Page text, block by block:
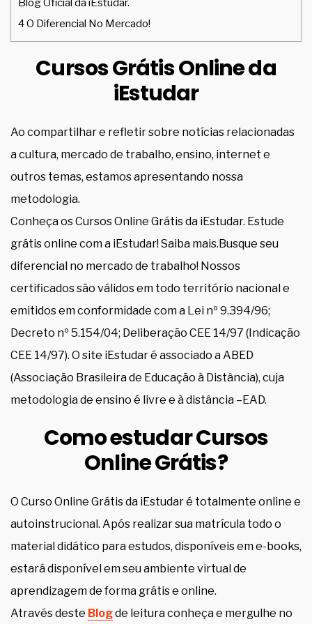
Blog Oficial da iEstudar.
4O Diferencial No Mercado!
Cursos Grátis Online da
iEstudar
Ao compartilhar e refletir sobre notícias relacionadas
a cultura, mercado de trabalho, ensino, internet e
outros temas, estamos apresentando nossa
metodologia.
Conheça os Cursos Online Grátis da iEstudar. Estude
grátis online com a iEstudar! Saiba mais.Busque seu
diferencial no mercado de trabalho! Nossos
certificados são válidos em todo território nacional e
emitidos em conformidade com a Lei nº 9.394/96;
Decreto nº 5.154/04; Deliberação CEE 14/97 (Indicação
CEE 14/97). O site iEstudar é associado a ABED
(Associação Brasileira de Educação à Distância), cuja
metodologia de ensino é livre e à distância –EAD.
Como estudar Cursos
Online Grátis?
O Curso Online Grátis da iEstudar é totalmente online e
autoinstrucional. Após realizar sua matrícula todo o
material didático para estudos, disponíveis em e-books,
estará disponível em seu ambiente virtual de
aprendizagem de forma grátis e online.
Através deste Blogde leitura conheça e mergulhe no